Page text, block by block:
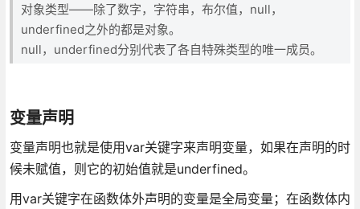
对象类型——除了数字，字符串，布尔值，null，
underfined之外的都是对象。
null，underfined分别代表了各自特殊类型的唯一成员。
变量声明
变量声明也就是使用var关键字来声明变量，如果在声明的时
候未赋值，则它的初始值就是underfined。
用var关键字在函数体外声明的变量是全局变量；在函数体内